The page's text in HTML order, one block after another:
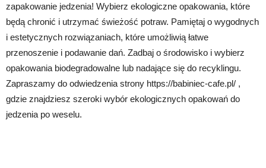
zapakowanie jedzenia! Wybierz ekologiczne opakowania, które
będą chronić i utrzymać świeżość potraw. Pamiętaj o wygodnych
i estetycznych rozwiązaniach, które umożliwią łatwe
przenoszenie i podawanie dań. Zadbaj o środowisko i wybierz
opakowania biodegradowalne lub nadające się do recyklingu.
Zapraszamy do odwiedzenia strony https://babiniec-cafe.pl/ ,
gdzie znajdziesz szeroki wybór ekologicznych opakowań do
jedzenia po weselu.